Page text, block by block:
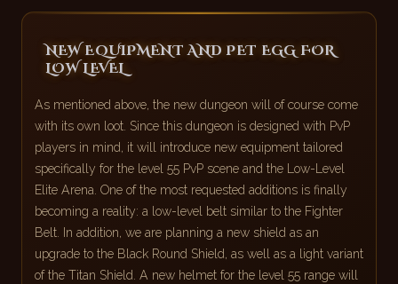
NEW EQUIPMENT AND PET EGG FOR
LOW LEVEL
As mentioned above, the new dungeon will of course come
with its own loot. Since this dungeon is designed with PvP
players in mind, it will introduce new equipment tailored
specifically for the level 55 PvP scene and the Low-Level
Elite Arena. One of the most requested additions is finally
becoming a reality: a low-level belt similar to the Fighter
Belt. In addition, we are planning a new shield as an
upgrade to the Black Round Shield, as well as a light variant
of the Titan Shield. A new helmet for the level 55 range will